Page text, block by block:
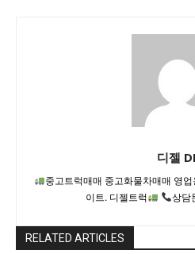
디젤
중고트럭매매 중고화물차매매 영
이트. 디젤트럭
상담
RELATED ARTICLES